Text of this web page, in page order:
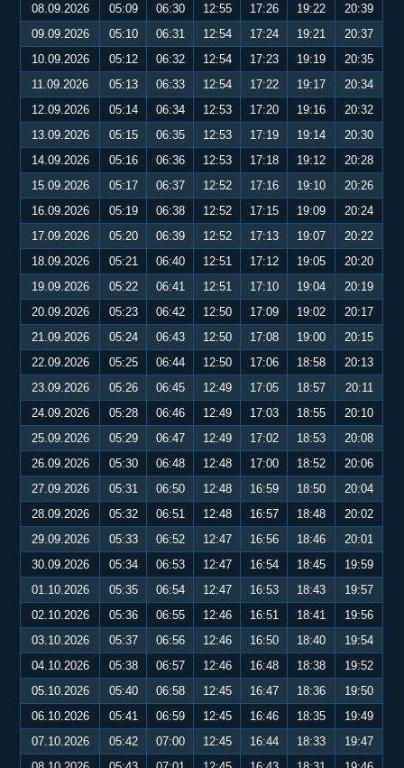
08.09.2026
05:09 06:30 12:55 17:26 19:22
20:39
09.09.2026
05:10 06:31 12:54 17:24 19:21
20:37
10.09.2026
05:12 06:32 12:54 17:23 19:19
20:35
11.09.2026
05:13 06:33 12:54 17:22 19:17
20:34
12.09.2026
05:14 06:34 12:53 17:20 19:16
20:32
13.09.2026
05:15 06:35 12:53 17:19 19:14
20:30
14.09.2026
05:16 06:36 12:53 17:18 19:12
20:28
15.09.2026
05:17 06:37 12:52 17:16 19:10
20:26
16.09.2026
05:19 06:38 12:52 17:15 19:09
20:24
17.09.2026
05:20 06:39 12:52 17:13 19:07
20:22
18.09.2026
05:21 06:40 12:51 17:12 19:05
20:20
19.09.2026
05:22 06:41 12:51 17:10 19:04
20:19
20.09.2026
05:23 06:42 12:50 17:09 19:02
20:17
21.09.2026
05:24 06:43 12:50 17:08 19:00
20:15
22.09.2026
05:25 06:44 12:50 17:06 18:58
20:13
23.09.2026
05:26 06:45 12:49 17:05 18:57
20:11
24.09.2026
05:28 06:46 12:49 17:03 18:55
20:10
25.09.2026
05:29 06:47 12:49 17:02 18:53
20:08
26.09.2026
05:30 06:48 12:48 17:00 18:52
20:06
27.09.2026
05:31 06:50 12:48 16:59 18:50
20:04
28.09.2026
05:32 06:51 12:48 16:57 18:48
20:02
29.09.2026
05:33 06:52 12:47 16:56 18:46
20:01
30.09.2026
05:34 06:53 12:47 16:54 18:45
19:59
01.10.2026
05:35 06:54 12:47 16:53 18:43
19:57
02.10.2026
05:36 06:55 12:46 16:51 18:41
19:56
03.10.2026
05:37 06:56 12:46 16:50 18:40
19:54
04.10.2026
05:38 06:57 12:46 16:48 18:38
19:52
05.10.2026
05:40 06:58 12:45 16:47 18:36
19:50
06.10.2026
05:41 06:59 12:45 16:46 18:35
19:49
07.10.2026
05:42 07:00 12:45 16:44 18:33
19:47